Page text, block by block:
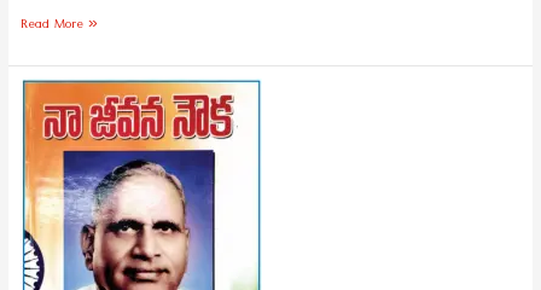
Read More »
నేను
మాట్లాడిన
తర్వాతే
ఉపన్యాసాలు
–
పద్మభూషణ్
గొట్టిపాటి
బ్రహ్మయ్య